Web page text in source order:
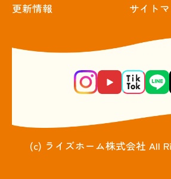
更新情報
サイト
(c) ライズホーム株式会社 All